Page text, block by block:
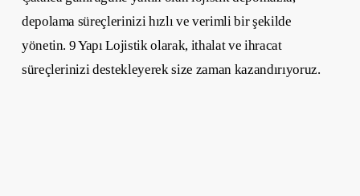
depolama süreçlerinizi hızlı ve verimli bir şekilde
yönetin. 9 Yapı Lojistik olarak, ithalat ve ihracat
süreçlerinizi destekleyerek size zaman kazandırıyoruz.